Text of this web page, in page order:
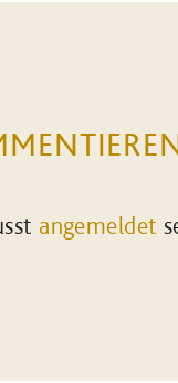
angemeldet